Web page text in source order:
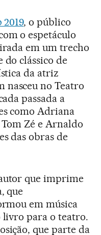
, o público
o espetáculo
em um trecho
clássico de
da atriz
nasceu no Teatro
passada a
como Adriana
Zé e Arnaldo
das obras de
que imprime
que
em música
livro para o teatro.
que parte da